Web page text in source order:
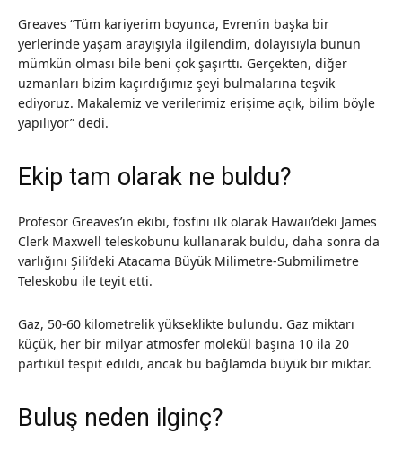
Greaves “Tüm kariyerim boyunca, Evren’in başka bir
yerlerinde yaşam arayışıyla ilgilendim, dolayısıyla bunun
mümkün olması bile beni çok şaşırttı. Gerçekten, diğer
uzmanları bizim kaçırdığımız şeyi bulmalarına teşvik
ediyoruz. Makalemiz ve verilerimiz erişime açık, bilim böyle
yapılıyor” dedi.
Ekip tam olarak ne buldu?
Profesör Greaves’in ekibi, fosfini ilk olarak Hawaii’deki James
Clerk Maxwell teleskobunu kullanarak buldu, daha sonra da
varlığını Şili’deki Atacama Büyük Milimetre-Submilimetre
Teleskobu ile teyit etti.
Gaz, 50-60 kilometrelik yükseklikte bulundu. Gaz miktarı
küçük, her bir milyar atmosfer molekül başına 10 ila 20
partikül tespit edildi, ancak bu bağlamda büyük bir miktar.
Buluş neden ilginç?